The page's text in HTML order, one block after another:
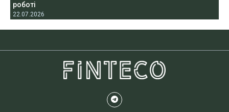
роботі
22.07.2026